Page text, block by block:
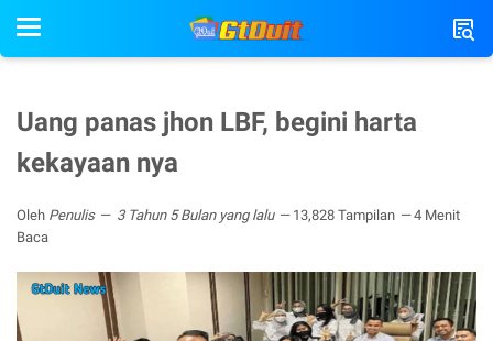
Uang panas jhon LBF, begini harta
kekayaan nya
Oleh Penulis 3 Tahun 5 Bulan yang lalu 13,828 Tampilan
4 Menit
Baca